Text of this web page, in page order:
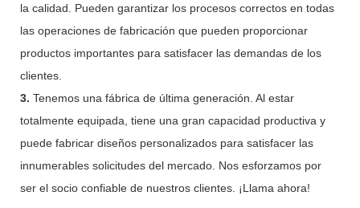
la calidad. Pueden garantizar los procesos correctos en todas
las operaciones de fabricación que pueden proporcionar
productos importantes para satisfacer las demandas de los
clientes.
3. Tenemos una fábrica de última generación. Al estar
totalmente equipada, tiene una gran capacidad productiva y
puede fabricar diseños personalizados para satisfacer las
innumerables solicitudes del mercado. Nos esforzamos por
ser el socio confiable de nuestros clientes. ¡Llama ahora!